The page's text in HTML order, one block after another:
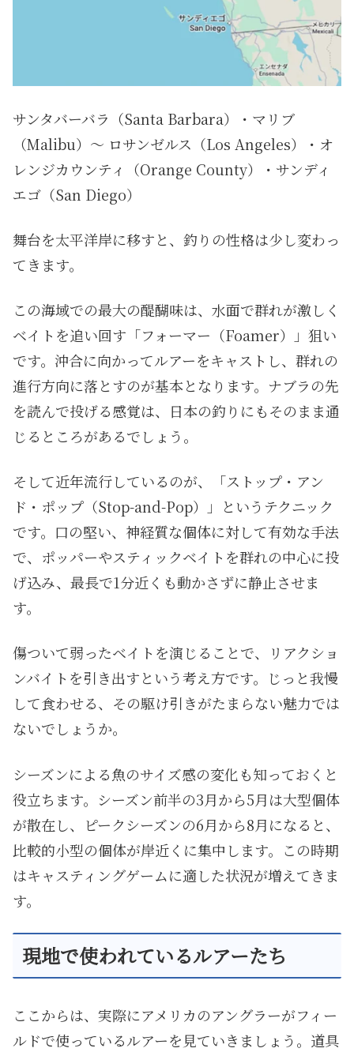
サンタバーバラ（Santa Barbara）・マリブ
（Malibu）〜 ロサンゼルス（Los Angeles）・オ
レンジカウンティ（Orange County）・サンディ
エゴ（San Diego）
舞台を太平洋岸に移すと、釣りの性格は少し変わっ
てきます。
この海域での最大の醍醐味は、水面で群れが激しく
ベイトを追い回す「フォーマー（Foamer）」狙い
です。沖合に向かってルアーをキャストし、群れの
進行方向に落とすのが基本となります。ナブラの先
を読んで投げる感覚は、日本の釣りにもそのまま通
じるところがあるでしょう。
そして近年流行しているのが、「ストップ・アン
ド・ポップ（Stop-and-Pop）」というテクニック
です。口の堅い、神経質な個体に対して有効な手法
で、ポッパーやスティックベイトを群れの中心に投
げ込み、最長で1分近くも動かさずに静止させま
す。
傷ついて弱ったベイトを演じることで、リアクショ
ンバイトを引き出すという考え方です。じっと我慢
して食わせる、その駆け引きがたまらない魅力では
ないでしょうか。
シーズンによる魚のサイズ感の変化も知っておくと
役立ちます。シーズン前半の3月から5月は大型個体
が散在し、ピークシーズンの6月から8月になると、
比較的小型の個体が岸近くに集中します。この時期
はキャスティングゲームに適した状況が増えてきま
す。
現地で使われているルアーたち
ここからは、実際にアメリカのアングラーがフィー
ルドで使っているルアーを見ていきましょう。道具